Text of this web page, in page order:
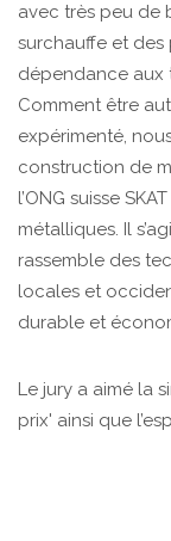
avec très peu de
surchauffe et des
dépendance aux
Comment être
expérimenté,
construction de
l’ONG suisse
métalliques. Il
rassemble des
locales et
durable et
Le jury a aimé la
prix' ainsi que